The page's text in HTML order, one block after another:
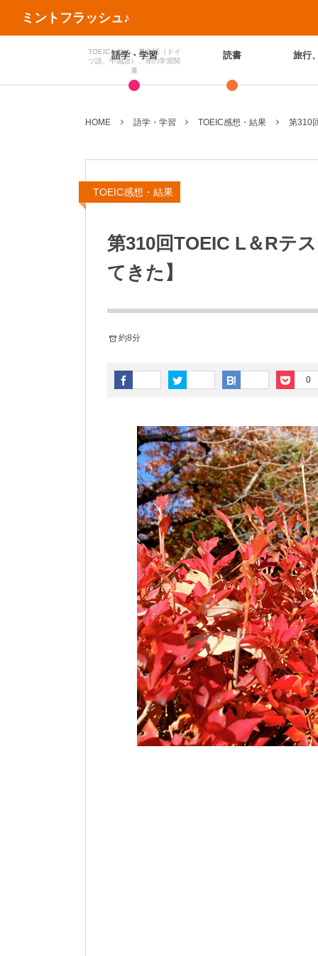
ミントフラッシュ♪
語学・学習
TOEICを始め、英会話（ドイ
ツ語、中国語）、等の学習関
連
読書 旅行
HOME 語学・学習 TOEIC感想・結果 第310
TOEIC感想・結果
第310回TOEIC L＆Rテ
てきた】
約8分
0